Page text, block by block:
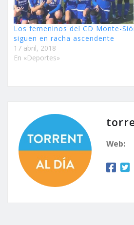
Los femeninos del CD Monte-
siguen en racha ascendente
17 abril, 2018
En «Deportes»
Web: